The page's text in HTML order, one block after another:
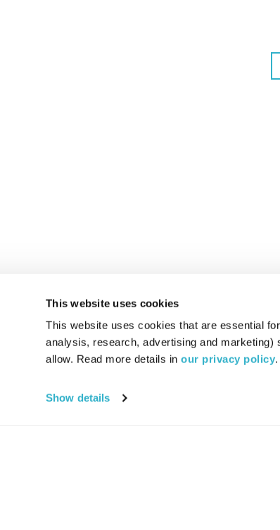
This website uses cookies
This website uses cookies that are essential
analysis, research, advertising and
allow. Read more details in our privacy policy.
Show details